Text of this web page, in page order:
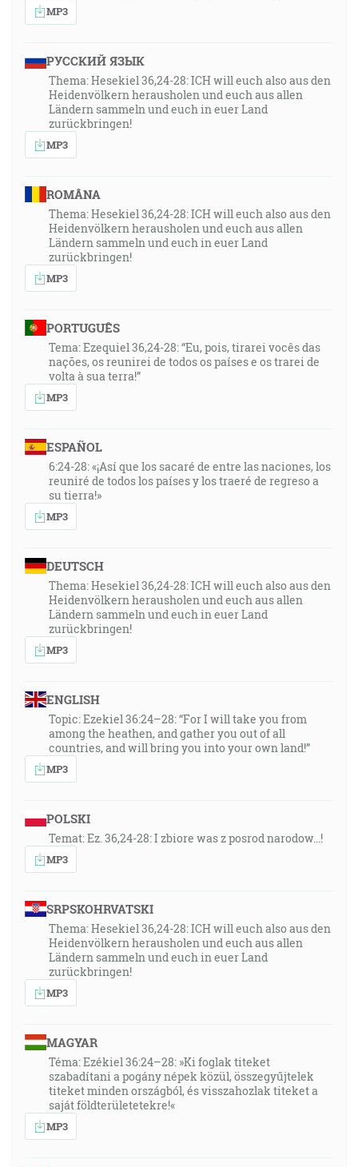
MP3
РУССКИЙ ЯЗЫК
Thema: Hesekiel 36,24-28: ICH will euch also aus den
Heidenvölkern herausholen und euch aus allen
Ländern sammeln und euch in euer Land
zurückbringen!
MP3
ROMÂNA
Thema: Hesekiel 36,24-28: ICH will euch also aus den
Heidenvölkern herausholen und euch aus allen
Ländern sammeln und euch in euer Land
zurückbringen!
MP3
PORTUGUÊS
Tema: Ezequiel 36,24-28: “Eu, pois, tirarei vocês das
nações, os reunirei de todos os países e os trarei de
volta à sua terra!”
MP3
ESPAÑOL
6:24-28: «¡Así que los sacaré de entre las naciones, los
reuniré de todos los países y los traeré de regreso a
su tierra!»
MP3
DEUTSCH
Thema: Hesekiel 36,24-28: ICH will euch also aus den
Heidenvölkern herausholen und euch aus allen
Ländern sammeln und euch in euer Land
zurückbringen!
MP3
ENGLISH
Topic: Ezekiel 36:24–28: “For I will take you from
among the heathen, and gather you out of all
countries, and will bring you into your own land!”
MP3
POLSKI
Temat: Ez. 36,24-28: I zbiore was z posrod narodow...!
MP3
SRPSKOHRVATSKI
Thema: Hesekiel 36,24-28: ICH will euch also aus den
Heidenvölkern herausholen und euch aus allen
Ländern sammeln und euch in euer Land
zurückbringen!
MP3
MAGYAR
Téma: Ezékiel 36:24–28: »Ki foglak titeket
szabadítani a pogány népek közül, összegyűjtelek
titeket minden országból, és visszahozlak titeket a
saját földterületetekre!«
MP3